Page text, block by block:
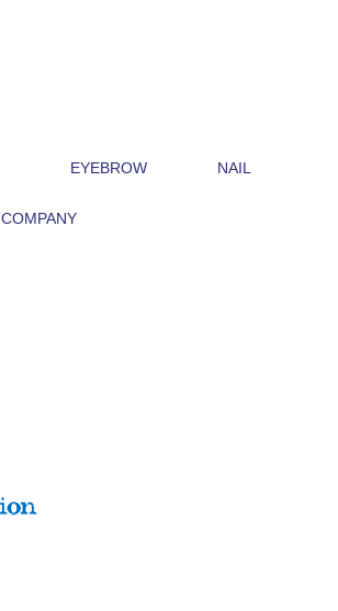
EYEBROW NAIL
COMPANY